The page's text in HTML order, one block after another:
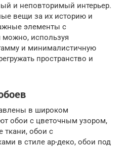
и неповторимый интерьер.
вещи за их историю и
элементы с
используя
и минималистичную
пространство и
в широком
обои с цветочным узором,
ткани, обои с
в стиле ар-деко, обои под